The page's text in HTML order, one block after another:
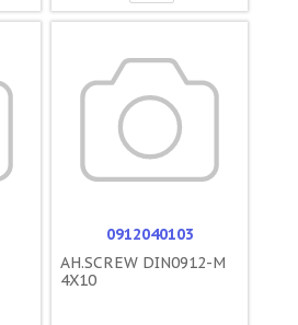
0912040103
AH.SCREW DIN0912-M
4X10